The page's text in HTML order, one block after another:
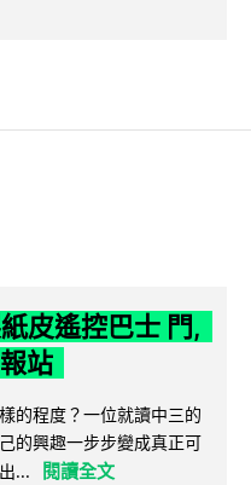
皮遙控巴士 門,
站
的程度？一位就讀中三的
的興趣一步步變成真正可
...
閱讀全文